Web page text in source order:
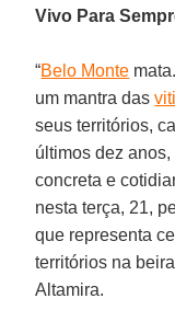
Vivo Para
“Belo Monte
um mantra das
seus territórios,
últimos dez
concreta e
nesta terça, 21,
que representa
territórios na
Altamira.